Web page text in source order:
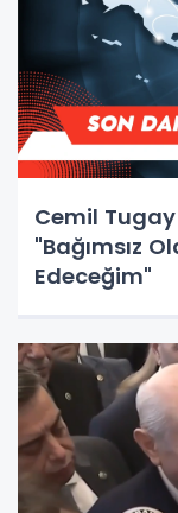
Cemil
"Bağımsız
Edeceğim"